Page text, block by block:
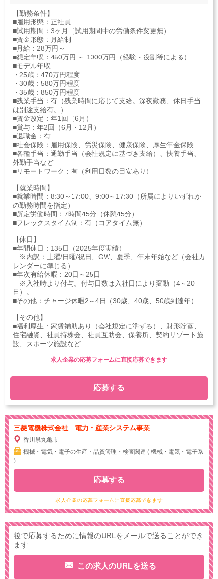
【勤務条件】
■雇用形態：正社員
■試用期間：3ヶ月（試用期間中の労働条件変更無）
■賃金形態：月給制
■月給：28万円～
■想定年収：450万円 ～ 1000万円（経験・役割等による）
■モデル年収
・25歳：470万円程度
・30歳：580万円程度
・35歳：850万円程度
■残業手当：有（残業時間に応じて支給。深夜勤務、休日手当
は別途支給有。）
■賃金改定：年1回（6月）
■賞与：年2回（6月・12月）
■退職金：有
■社会保険：雇用保険、労災保険、健康保険、厚生年金保険
■各種手当：通勤手当（会社規定に基づき支給）、扶養手当、
外勤手当など
■リモートワーク：有（利用日数の目安あり）
【就業時間】
■就業時間：8:30～17:00、9:00～17:30（所属によりいずれか
の勤務時間を指定）
■所定労働時間：7時間45分（休憩45分）
■フレックスタイム制：有（コアタイム無）
【休日】
■年間休日：135日（2025年度実績）
※内訳：土曜/日曜/祝日、GW、夏季、年末年始など（会社カ
レンダーに準じる）
■年次有給休暇：20日～25日
※入社時より付与。付与日数は入社日により変動（4～20
日）。
■その他：チャージ休暇2～4日（30歳、40歳、50歳到達年）
【その他】
■福利厚生：家賃補助あり（会社規定に準ずる）、財形貯蓄、
住宅融資、社員持株会、社員互助会、保養所、契約リゾート施
設、スポーツ施設など
応募する
求人企業の応募フォームに直接応募できます
三菱電機株式会社 電力・産業システム事業
香川県丸亀市
機械・電気・電子の生産・品質管理・検査関連 ( 機械・電気・電子系
)
求人企業の応募フォームに直接応募できます
応募する
後で応募するために情報のURLをメールで送ることができ
ます
この求人のURLを送る